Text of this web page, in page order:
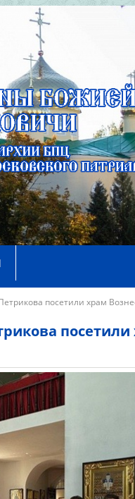
посетили храм
посетили